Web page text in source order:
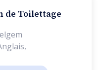
de Toilettage